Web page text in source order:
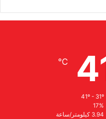
℃
17%
3.94 كيلومتر/ساعة